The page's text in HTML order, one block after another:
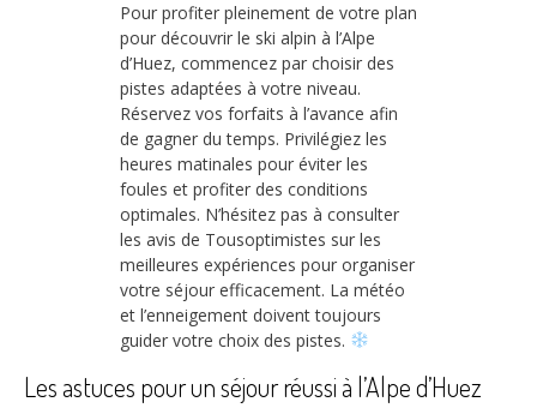
Pour profiter pleinement de votre plan
pour découvrir le ski alpin à l’Alpe
d’Huez, commencez par choisir des
pistes adaptées à votre niveau.
Réservez vos forfaits à l’avance afin
de gagner du temps. Privilégiez les
heures matinales pour éviter les
foules et profiter des conditions
optimales. N’hésitez pas à consulter
les avis de Tousoptimistes sur les
meilleures expériences pour organiser
votre séjour efficacement. La météo
et l’enneigement doivent toujours
guider votre choix des pistes.
Les astuces pour un séjour réussi à l’Alpe d’Huez